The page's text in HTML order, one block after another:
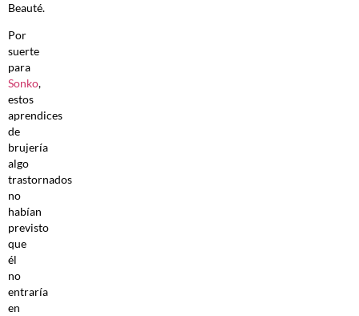
Beauté.
Por
suerte
para
Sonko,
estos
aprendices
de
brujería
algo
trastornados
no
habían
previsto
que
él
no
entraría
en